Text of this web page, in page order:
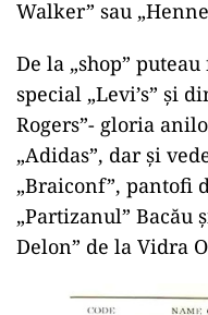
Walker” sau
De la „shop”
special „Levi’s” şi
Rogers”- gloria
„Adidas”, dar şi
„Braiconf”, pantofi
„Partizanul” Bacău
Delon” de la Vidra